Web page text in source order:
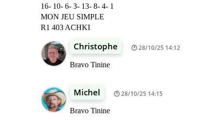
16- 10- 6- 3- 13- 8- 4- 1
MON JEU SIMPLE
R1 403 ACHKI
Christophe 28/10/25 14:12
Bravo Tinine
Michel 28/10/25 14:15
Bravo Tinine